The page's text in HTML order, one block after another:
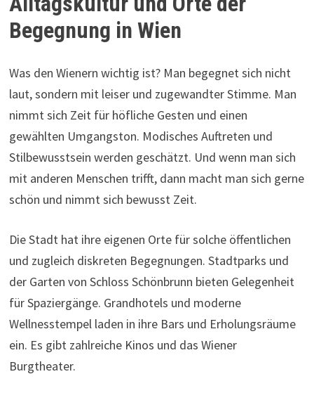
Begegnung in Wien
Was den Wienern wichtig ist? Man begegnet sich nicht
laut, sondern mit leiser und zugewandter Stimme. Man
nimmt sich Zeit für höfliche Gesten und einen
gewählten Umgangston. Modisches Auftreten und
Stilbewusstsein werden geschätzt. Und wenn man sich
mit anderen Menschen trifft, dann macht man sich gerne
schön und nimmt sich bewusst Zeit.
Die Stadt hat ihre eigenen Orte für solche öffentlichen
und zugleich diskreten Begegnungen. Stadtparks und
der Garten von Schloss Schönbrunn bieten Gelegenheit
für Spaziergänge. Grandhotels und moderne
Wellnesstempel laden in ihre Bars und Erholungsräume
ein. Es gibt zahlreiche Kinos und das Wiener
Burgtheater.